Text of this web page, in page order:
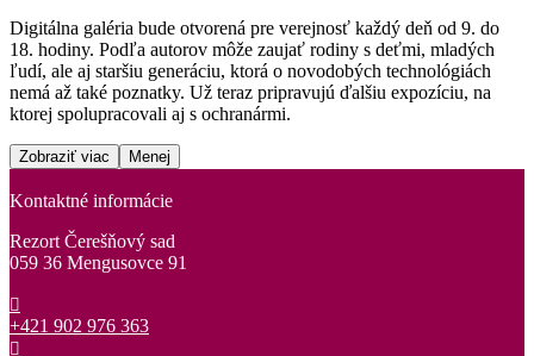
Digitálna galéria bude otvorená pre verejnosť každý deň od 9. do
18. hodiny. Podľa autorov môže zaujať rodiny s deťmi, mladých
ľudí, ale aj staršiu generáciu, ktorá o novodobých technológiách
nemá až také poznatky. Už teraz pripravujú ďalšiu expozíciu, na
ktorej spolupracovali aj s ochranármi.
Zobraziť viac Menej
Kontaktné informácie
Rezort Čerešňový sad
059 36 Mengusovce 91
+421 902 976 363